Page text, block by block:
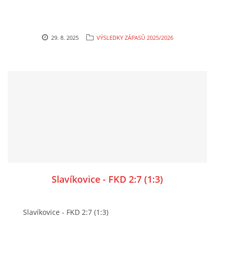
29. 8. 2025 VÝSLEDKY ZÁPASŮ 2025/2026
Slavíkovice - FKD 2:7 (1:3)
Slavíkovice - FKD 2:7 (1:3)